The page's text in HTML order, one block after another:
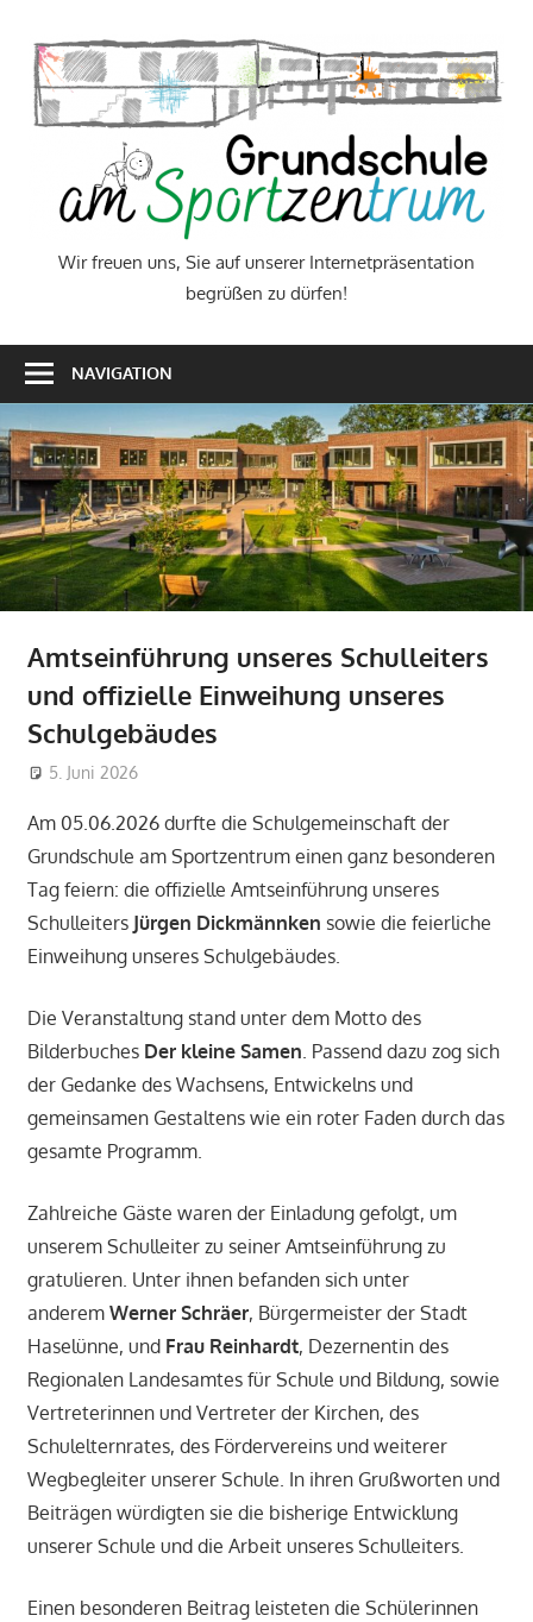
Inhalt
springen
Wir freuen uns, Sie auf unserer Internetpräsentation
begrüßen zu dürfen!
NAVIGATION
Amtseinführung unseres Schulleiters
und offizielle Einweihung unseres
Schulgebäudes
5. Juni 2026
Am 05.06.2026 durfte die Schulgemeinschaft der
Grundschule am Sportzentrum einen ganz besonderen
Tag feiern: die offizielle Amtseinführung unseres
Schulleiters Jürgen Dickmännken sowie die feierliche
Einweihung unseres Schulgebäudes.
Die Veranstaltung stand unter dem Motto des
Bilderbuches Der kleine Samen. Passend dazu zog sich
der Gedanke des Wachsens, Entwickelns und
gemeinsamen Gestaltens wie ein roter Faden durch das
gesamte Programm.
Zahlreiche Gäste waren der Einladung gefolgt, um
unserem Schulleiter zu seiner Amtseinführung zu
gratulieren. Unter ihnen befanden sich unter
anderem Werner Schräer, Bürgermeister der Stadt
Haselünne, und Frau Reinhardt, Dezernentin des
Regionalen Landesamtes für Schule und Bildung, sowie
Vertreterinnen und Vertreter der Kirchen, des
Schulelternrates, des Fördervereins und weiterer
Wegbegleiter unserer Schule. In ihren Grußworten und
Beiträgen würdigten sie die bisherige Entwicklung
unserer Schule und die Arbeit unseres Schulleiters.
Einen besonderen Beitrag leisteten die Schülerinnen